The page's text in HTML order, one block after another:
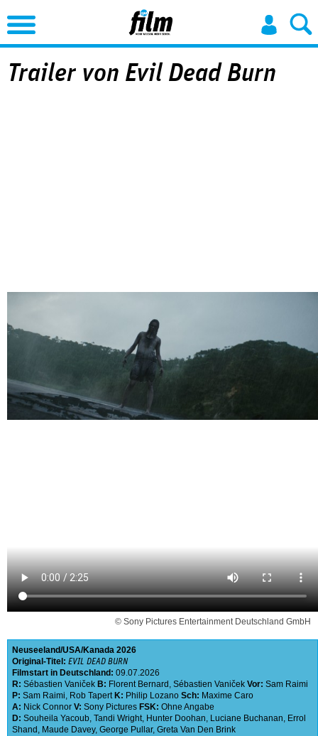
Jump to Navigation
Trailer von Evil Dead Burn
© Sony Pictures Entertainment Deutschland GmbH
Neuseeland USA Kanada 2026
Original-Titel: EVIL DEAD BURN
Filmstart in Deutschland: 09.07.2026
R: Sébastien Vaniček B: Florent Bernard , Sébastien Vaniček Vor: Sam Raimi
P: Sam Raimi, Rob Tapert K: Philip Lozano Sch: Maxime Caro
A: Nick Connor V: Sony Pictures FSK: Ohne Angabe
D: Souheila Yacoub, Tandi Wright, Hunter Doohan, Luciane Buchanan, Errol
Shand , Maude Davey, George Pullar, Greta Van Den Brink